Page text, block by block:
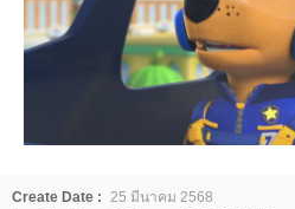
Create Date :
25 มีนาคม 2568